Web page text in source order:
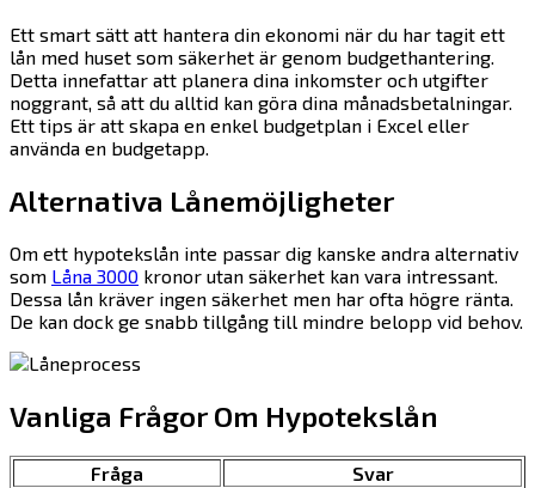
Ett smart sätt att hantera din ekonomi när du har tagit ett
lån med huset som säkerhet är genom budgethantering.
Detta innefattar att planera dina inkomster och utgifter
noggrant, så att du alltid kan göra dina månadsbetalningar.
Ett tips är att skapa en enkel budgetplan i Excel eller
använda en budgetapp.
Alternativa Lånemöjligheter
Om ett hypotekslån inte passar dig kanske andra alternativ
som Låna 3000 kronor utan säkerhet kan vara intressant.
Dessa lån kräver ingen säkerhet men har ofta högre ränta.
De kan dock ge snabb tillgång till mindre belopp vid behov.
Vanliga Frågor Om Hypotekslån
Fråga Svar